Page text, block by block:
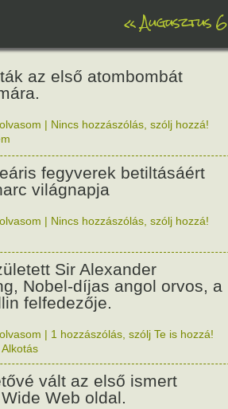
«Augusztus 6
az első atombombát
| Nincs hozzászólás, szólj hozzá!
fegyverek betiltásáért
világnapja
| Nincs hozzászólás, szólj hozzá!
Sir Alexander
Nobel-díjas angol orvos, a
felfedezője.
| 1 hozzászólás, szólj Te is hozzá!
Alkotás
vált az első ismert
Web oldal.